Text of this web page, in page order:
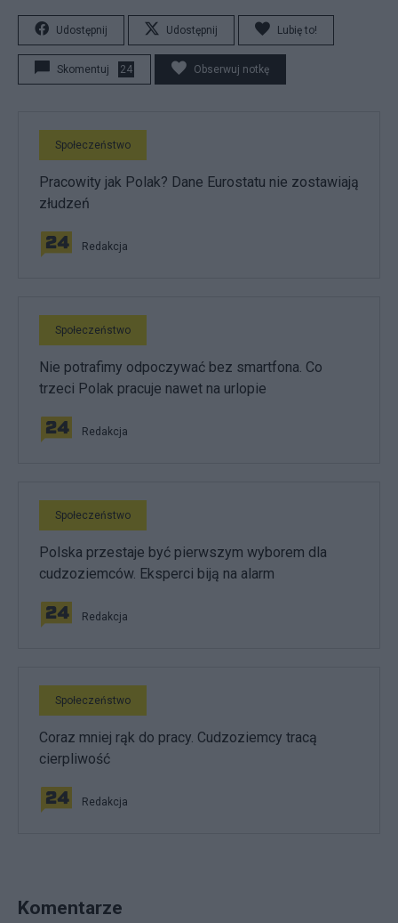
Udostępnij Udostępnij Lubię to!
Skomentuj 24 Obserwuj notkę
Społeczeństwo
Pracowity jak Polak? Dane Eurostatu nie zostawiają
złudzeń
Redakcja
Społeczeństwo
Nie potrafimy odpoczywać bez smartfona. Co
trzeci Polak pracuje nawet na urlopie
Redakcja
Społeczeństwo
Polska przestaje być pierwszym wyborem dla
cudzoziemców. Eksperci biją na alarm
Redakcja
Społeczeństwo
Coraz mniej rąk do pracy. Cudzoziemcy tracą
cierpliwość
Redakcja
Komentarze